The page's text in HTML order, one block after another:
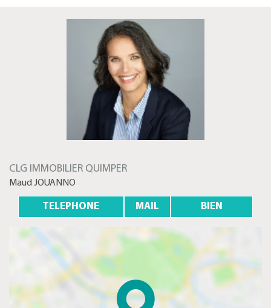
CLG IMMOBILIER QUIMPER
Maud JOUANNO
TELEPHONE MAIL BIEN